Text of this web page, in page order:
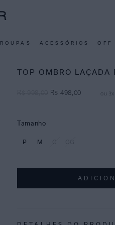
ROUPAS ACESSÓRIOS OFF
TOP OMBRO LAÇADA
R$ 998,00 R$ 498 00 ou 3
Tamanho
P M